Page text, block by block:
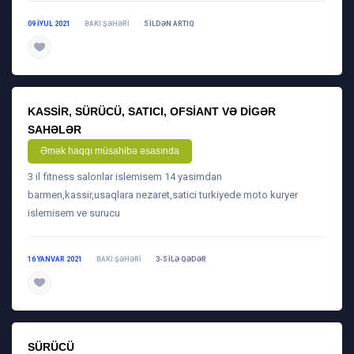
09 IYUL 2021 BAKI ŞƏHƏRI 5 ILDƏN ARTIQ
KASSIR, SÜRÜCÜ, SATICI, OFSIANT VƏ DIGƏR
SAHƏLƏR
Əmək haqqı müsahibə əsasında
3 il fitness salonlar islemisem 14 yasimdan
barmen,kassir,usaqlara nezaret,satici turkiyede moto kuryer
islemisem ve surucu
16 YANVAR 2021 BAKI ŞƏHƏRI 3-5 ILƏ QƏDƏR
SÜRÜCÜ